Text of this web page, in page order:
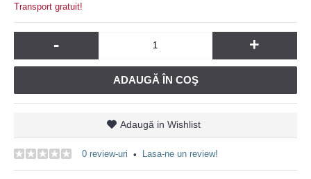
Transport gratuit!
- +
ADAUGĂ ÎN COŞ
Adaugă in Wishlist
0 review-uri • Lasa-ne un review!